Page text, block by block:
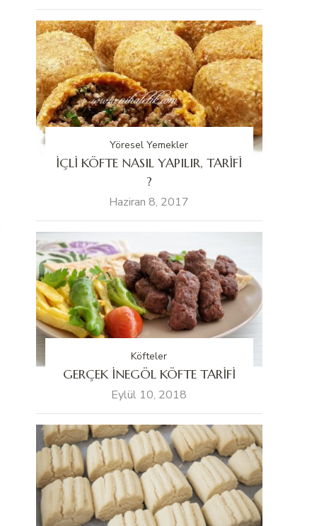
Yöresel Yemekler
İÇLİ KÖFTE NASIL YAPILIR, TARİFİ
?
Haziran 8, 2017
Köfteler
GERÇEK İNEGÖL KÖFTE TARİFİ
Eylül 10, 2018